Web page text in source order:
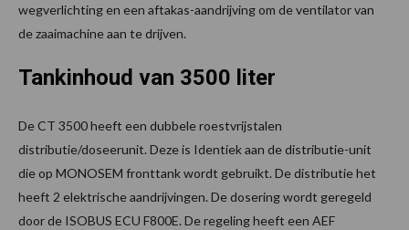
wegverlichting en een aftakas-aandrijving om de ventilator van
de zaaimachine aan te drijven.
Tankinhoud van 3500 liter
De CT 3500 heeft een dubbele roestvrijstalen
distributie/doseerunit. Deze is Identiek aan de distributie-unit
die op MONOSEM fronttank wordt gebruikt. De distributie het
heeft 2 elektrische aandrijvingen. De dosering wordt geregeld
door de ISOBUS ECU F800E. De regeling heeft een AEF